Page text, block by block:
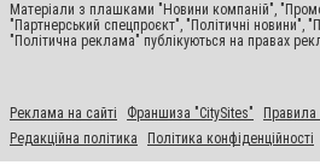
Матеріали з плашками "Новини компаній",
"Партнерський спецпроєкт", "Політичні новини",
"Політична реклама" публікуються на правах
Реклама на сайті Франшиза "CitySites"
Редакційна політика
Політика конфіденційності